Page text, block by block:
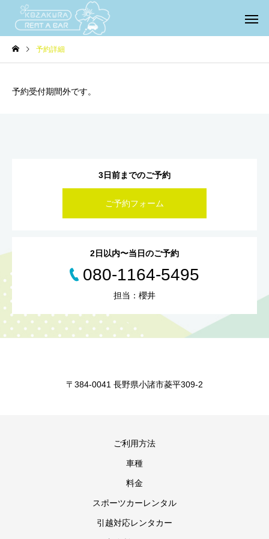
予約詳細
予約受付期間外です。
3日前までのご予約
ご予約フォーム
2日以内〜当日のご予約
080-1164-5495
担当：櫻井
〒384-0041 長野県小諸市菱平309-2
ご利用方法
車種
料金
スポーツカーレンタル
引越対応レンタカー